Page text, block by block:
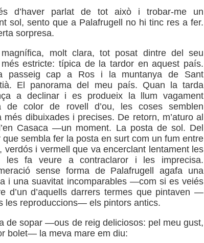
d’haver parlat de tot això i trobar-me un
sol, sento que a Palafrugell no hi tinc res a fer.
sorpresa.
magnífica, molt clara, tot posat dintre del seu
estricte: típica de la tardor en aquest país.
passeig cap a Ros i la muntanya de Sant
El panorama del meu país. Quan la tarda
a declinar i es produeix la llum vagament
de color de rovell d’ou, les coses semblen
més dibuixades i precises. De retorn, m’aturo al
Casaca —un moment. La posta de sol. Del
que sembla fer la posta en surt com un fum entre
verdós i vermell que va encerclant lentament les
les fa veure a contraclaror i les imprecisa.
sense forma de Palafrugell agafa una
i una suavitat incomparables —com si es veiés
d’un d’aquells darrers termes que pintaven —
les reproduccions— els pintors antics.
de sopar —ous de reig deliciosos: pel meu gust,
bolet— la meva mare em diu: